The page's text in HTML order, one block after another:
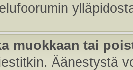
muokkaan tai
Äänestystä